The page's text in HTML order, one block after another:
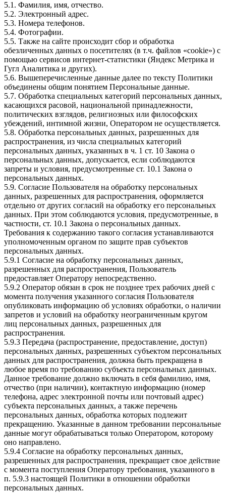
5.1. Фамилия, имя, отчество.
5.2. Электронный адрес.
5.3. Номера телефонов.
5.4. Фотографии.
5.5. Также на сайте происходит сбор и обработка
обезличенных данных о посетителях (в т.ч. файлов «cookie») с
помощью сервисов интернет-статистики (Яндекс Метрика и
Гугл Аналитика и других).
5.6. Вышеперечисленные данные далее по тексту Политики
объединены общим понятием Персональные данные.
5.7. Обработка специальных категорий персональных данных,
касающихся расовой, национальной принадлежности,
политических взглядов, религиозных или философских
убеждений, интимной жизни, Оператором не осуществляется.
5.8. Обработка персональных данных, разрешенных для
распространения, из числа специальных категорий
персональных данных, указанных в ч. 1 ст. 10 Закона о
персональных данных, допускается, если соблюдаются
запреты и условия, предусмотренные ст. 10.1 Закона о
персональных данных.
5.9. Согласие Пользователя на обработку персональных
данных, разрешенных для распространения, оформляется
отдельно от других согласий на обработку его персональных
данных. При этом соблюдаются условия, предусмотренные, в
частности, ст. 10.1 Закона о персональных данных.
Требования к содержанию такого согласия устанавливаются
уполномоченным органом по защите прав субъектов
персональных данных.
5.9.1 Согласие на обработку персональных данных,
разрешенных для распространения, Пользователь
предоставляет Оператору непосредственно.
5.9.2 Оператор обязан в срок не позднее трех рабочих дней с
момента получения указанного согласия Пользователя
опубликовать информацию об условиях обработки, о наличии
запретов и условий на обработку неограниченным кругом
лиц персональных данных, разрешенных для
распространения.
5.9.3 Передача (распространение, предоставление, доступ)
персональных данных, разрешенных субъектом персональных
данных для распространения, должна быть прекращена в
любое время по требованию субъекта персональных данных.
Данное требование должно включать в себя фамилию, имя,
отчество (при наличии), контактную информацию (номер
телефона, адрес электронной почты или почтовый адрес)
субъекта персональных данных, а также перечень
персональных данных, обработка которых подлежит
прекращению. Указанные в данном требовании персональные
данные могут обрабатываться только Оператором, которому
оно направлено.
5.9.4 Согласие на обработку персональных данных,
разрешенных для распространения, прекращает свое действие
с момента поступления Оператору требования, указанного в
п. 5.9.3 настоящей Политики в отношении обработки
персональных данных.